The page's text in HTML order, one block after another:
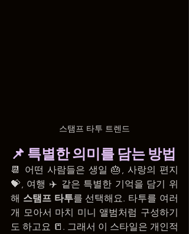
스탬프 타투 트렌드
📌 특별한 의미를 담는 방법
📆 어떤 사람들은 생일 🎂, 사랑의 편지
💝, 여행 ✈️ 같은 특별한 기억을 담기 위
해 스탬프 타투를 선택해요. 타투를 여러
개 모아서 마치 미니 앨범처럼 구성하기
도 하고요 📒. 그래서 이 스타일은 개인적